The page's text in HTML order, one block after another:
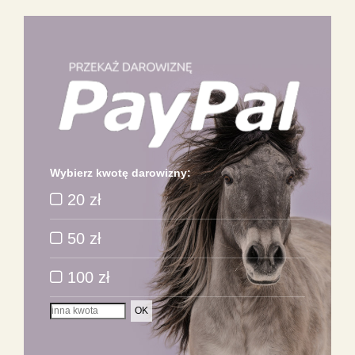
Wybierz kwotę darowizny:
20 zł
50 zł
100 zł
OK